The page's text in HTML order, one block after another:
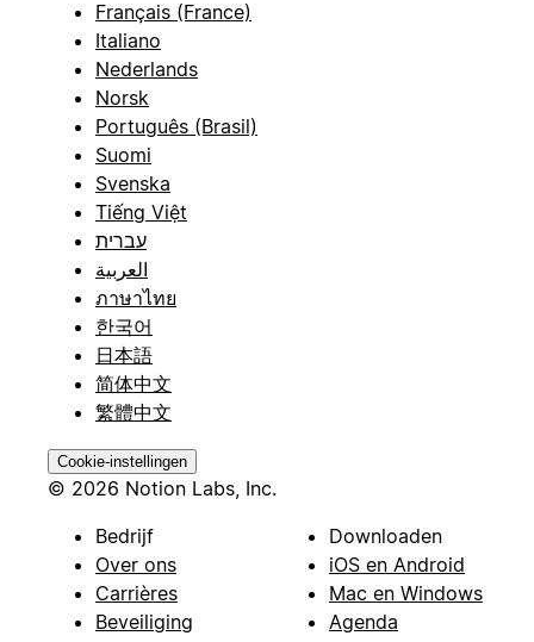
Français (France)
Italiano
Nederlands
Norsk
Português (Brasil)
Suomi
Svenska
Tiếng Việt
עברית
العربية
ภาษาไทย
한국어
日本語
简体中文
繁體中文
Cookie-instellingen
© 2026 Notion Labs, Inc.
Bedrijf
Over ons
Carrières
Beveiliging
Downloaden
iOS en Android
Mac en Windows
Agenda